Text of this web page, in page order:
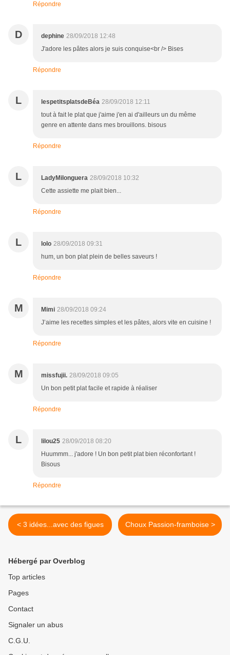
Répondre
D dephine 28/09/2018 12:48
J'adore les pâtes alors je suis conquise<br /> Bises
Répondre
L lespetitsplatsdeBéa 28/09/2018 12:11
tout à fait le plat que j'aime j'en ai d'ailleurs un du même
genre en attente dans mes brouillons. bisous
Répondre
L LadyMilonguera 28/09/2018 10:32
Cette assiette me plait bien...
Répondre
L lolo 28/09/2018 09:31
hum, un bon plat plein de belles saveurs !
Répondre
M Mimi 28/09/2018 09:24
J’aime les recettes simples et les pâtes, alors vite en cuisine !
Répondre
M missfujii. 28/09/2018 09:05
Un bon petit plat facile et rapide à réaliser
Répondre
L lilou25 28/09/2018 08:20
Huummm... j'adore ! Un bon petit plat bien réconfortant !
Bisous
Répondre
< 3 idées...avec des figues Choux Passion-framboise >
Hébergé par Overblog
Top articles
Pages
Contact
Signaler un abus
C.G.U.